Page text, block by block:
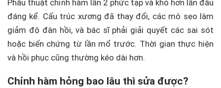
Phẫu thuật chỉnh hàm lần 2 phức tạp và khó hơn lần đầu
đáng kể. Cấu trúc xương đã thay đổi, các mô sẹo làm
giảm độ đàn hồi, và bác sĩ phải giải quyết các sai sót
hoặc biến chứng từ lần mổ trước. Thời gian thực hiện
và hồi phục cũng thường kéo dài hơn.
Chỉnh hàm hỏng bao lâu thì sửa được?